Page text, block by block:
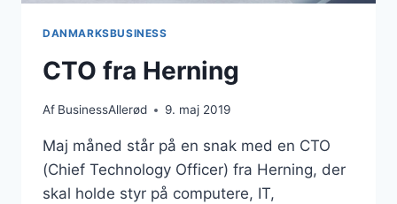
DANMARKSBUSINESS
CTO fra Herning
Af BusinessAllerød 9. maj 2019
Maj måned står på en snak med en CTO
(Chief Technology Officer) fra Herning, der
skal holde styr på computere, IT,